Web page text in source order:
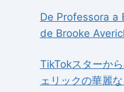
De Professora a
de Brooke
TikTokスターか
ェリックの華麗